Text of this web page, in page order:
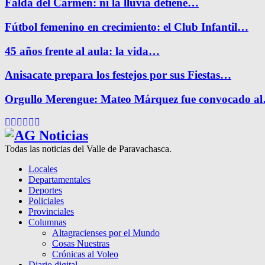
Falda del Carmen: ni la lluvia detiene…
Fútbol femenino en crecimiento: el Club Infantil…
45 años frente al aula: la vida…
Anisacate prepara los festejos por sus Fiestas…
Orgullo Merengue: Mateo Márquez fue convocado
Facebook
Twitter
Instagram
Pinterest
Google
Todas las noticias del Valle de Paravachasca.
Locales
Departamentales
Deportes
Policiales
Provinciales
Columnas
Altagracienses por el Mundo
Cosas Nuestras
Crónicas al Voleo